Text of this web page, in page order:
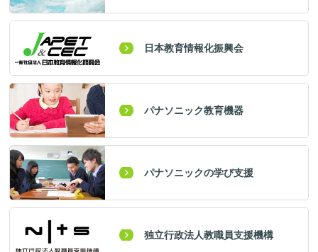
日本教育情報化振興会
パナソニック教育機器
パナソニックの学び支援
独立行政法人教職員支援機構